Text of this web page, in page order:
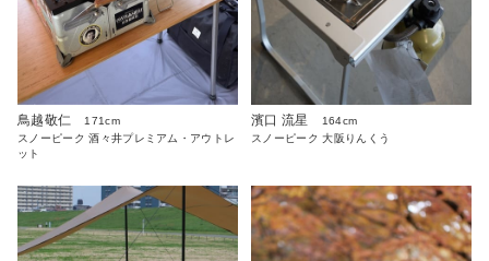
鳥越敬仁
171cm
スノーピーク 酒々井プレミアム・アウトレ
ット
濱口 流星
164cm
スノーピーク 大阪りんくう